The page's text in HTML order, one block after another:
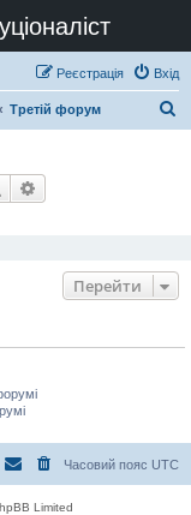
Вхід
Реєстрація
Третій форум
Пошук
Перейти
Часовий пояс UTC
Limited